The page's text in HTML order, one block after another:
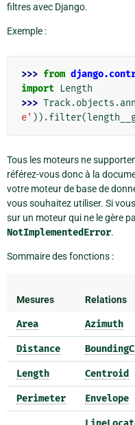
filtres avec Django.
Exemple :
>>> from
import Length
>>> Track.objects .
e' )) .filter(
Tous les moteurs ne
référez-vous donc à la
votre moteur de base de
vous souhaitez utiliser. Si
sur un moteur qui ne le gère
NotImplementedError.
Sommaire des fonctions :
Mesures Relations
Area Azimuth
Distance
Length Centroid
Perimeter Envelope